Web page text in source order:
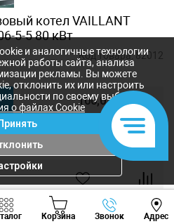
котел VAILLANT
5-5 80 кВт
Код товара:82012
100,0
Корзина Звонок Адрес
Viber Whatsapp
и аналогичные технологии
работы сайта, анализа
рекламы. Вы можете
отклонить их или настроить
по своему выбору.
о файлах Cookie